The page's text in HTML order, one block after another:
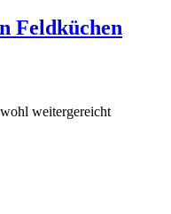
Feldküchen
weitergereicht